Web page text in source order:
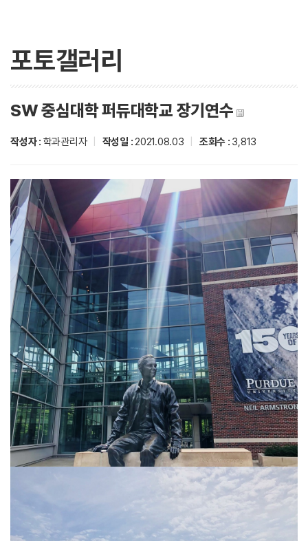
포토갤러리
SW 중심대학 퍼듀대학교 장기연수
작성자 : 학과관리자 작성일 :2021.08.03 조회수 : 3,813